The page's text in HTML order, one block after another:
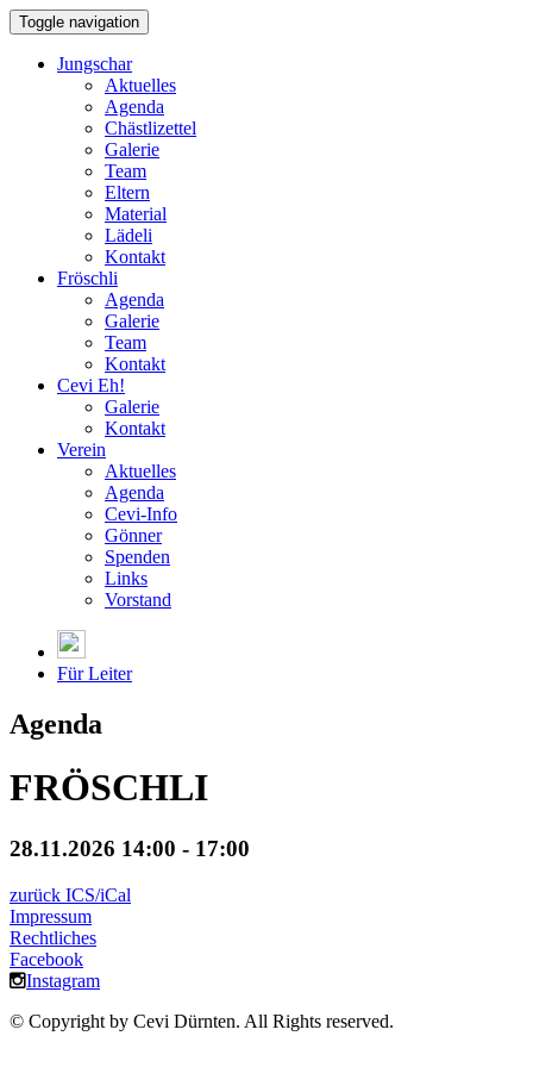
Toggle navigation
Jungschar
Aktuelles
Agenda
Chästlizettel
Galerie
Team
Eltern
Material
Lädeli
Kontakt
Fröschli
Agenda
Galerie
Team
Kontakt
Cevi Eh!
Galerie
Kontakt
Verein
Aktuelles
Agenda
Cevi-Info
Gönner
Spenden
Links
Vorstand
Für Leiter
Agenda
FRÖSCHLI
28.11.2026 14:00 - 17:00
zurück ICS/iCal
Impressum
Rechtliches
Facebook
Instagram
© Copyright by Cevi Dürnten. All Rights reserved.